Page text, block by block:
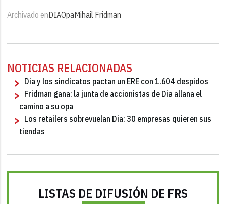
Archivado enDIAOpaMihail Fridman
NOTICIAS RELACIONADAS
Dia y los sindicatos pactan un ERE con 1.604 despidos
Fridman gana: la junta de accionistas de Dia allana el
camino a su opa
Los retailers sobrevuelan Dia: 30 empresas quieren sus
tiendas
LISTAS DE DIFUSIÓN DE FRS